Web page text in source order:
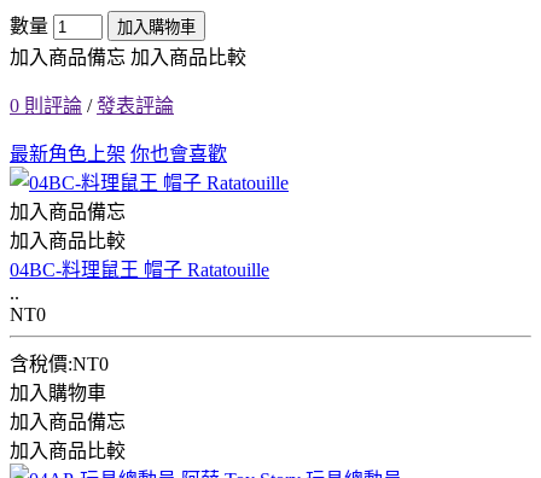
數量 加入購物車
加入商品備忘 加入商品比較
0 則評論 /發表評論
最新角色上架 你也會喜歡
加入商品備忘
加入商品比較
04BC-料理鼠王 帽子 Ratatouille
..
NT0
含稅價:NT0
加入購物車
加入商品備忘
加入商品比較